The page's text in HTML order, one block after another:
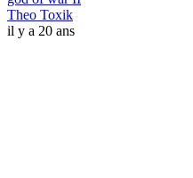
Theo Toxik
il y a 20 ans